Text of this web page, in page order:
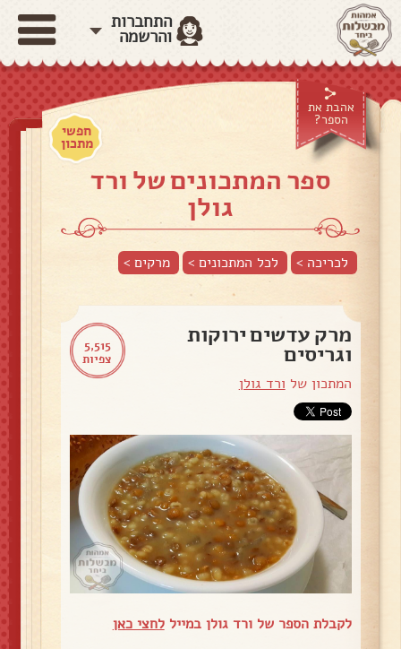
התחברות
והרשמה
אהבת את
הספר?
חפשי
מתכון
ספר המתכונים של ורד
גולן
לכריכה > לכל המתכונים > מרקים>
5,515
צפיות
מרק עדשים ירוקות
וגריסים
המתכון של ורד גולן
לקבלת הספר של ורד גולן במייללחצי כאן